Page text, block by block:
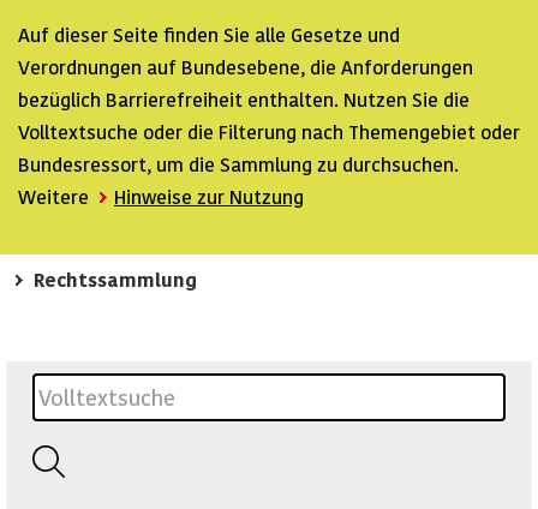
Auf dieser Seite finden Sie alle Gesetze und
Verordnungen auf Bundesebene, die Anforderungen
bezüglich Barrierefreiheit enthalten. Nutzen Sie die
Volltextsuche oder die Filterung nach Themengebiet oder
Bundesressort, um die Sammlung zu durchsuchen.
Weitere
Hinweise zur Nutzung
Rechtssammlung